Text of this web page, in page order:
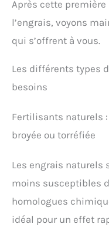
Après cette
l’engrais, voyons
qui s’offrent à vous.
Les différents types
besoins
Fertilisants naturels :
broyée ou torréfiée
Les engrais naturels
moins susceptibles
homologues
idéal pour un effet